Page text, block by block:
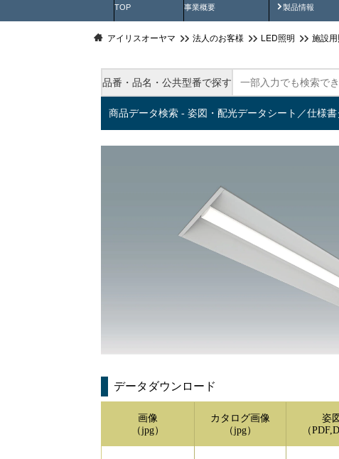
TOP 事業概要 製品情報
製品動画
アイリスオーヤマ 法人のお客様 LED照明 施設
品番・品名・公共型番で探す
商品データ検索 - 姿図・配光データシート／仕様書
データダウンロード
画像
（jpg）
カタログ画像
（jpg）
姿
（